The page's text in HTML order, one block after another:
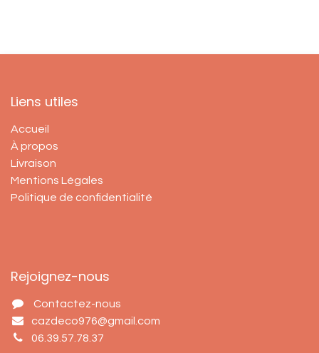
Liens utiles
Accueil
À propos
Livraison
Mentions Légales
Politique de confidentialité
Rejoignez-nous
Contactez-nous
cazdeco976@gmail.com
06.39.57.78.37